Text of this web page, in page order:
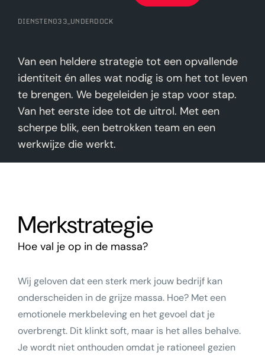
DIENSTEN033 _UNDERDOCK
Van een heldere strategie tot een opvallende
identiteit én alles wat nodig is om het tot leven
te brengen. We begeleiden je stap voor stap.
Van het eerste idee tot de uitrol. Met een
scherpe blik, een betrokken team en een
werkwijze die werkt.
Merkstrategie
Hoe val je op in de massa?
Wij geloven dat een sterk merk jouw bedrijf kan
onderscheiden in de grijze massa. Hoe? Met een
emotionele merkbeleving en het gevoel dat je
overbrengt. Dit klinkt soft, maar is het alles behalve.
Je wordt niet onthouden omdat je rationeel gezien